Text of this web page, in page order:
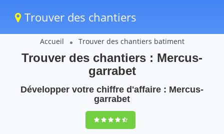
Trouver des chantiers
Accueil Trouver des chantiers batiment
Trouver des chantiers : Mercus-
garrabet
Développer votre chiffre d'affaire : Mercus-
garrabet